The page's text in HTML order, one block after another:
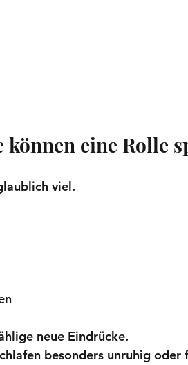
eine Rolle
viel.
neue Eindrücke.
besonders unruhig